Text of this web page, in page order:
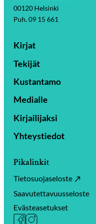
00120 Helsinki
Puh. 09 15 661
Kirjat
Tekijät
Kustantamo
Medialle
Kirjailijaksi
Yhteystiedot
Pikalinkit
Tietosuojaseloste
Saavutettavuusseloste
Evästeasetukset
Facebook
Instagram